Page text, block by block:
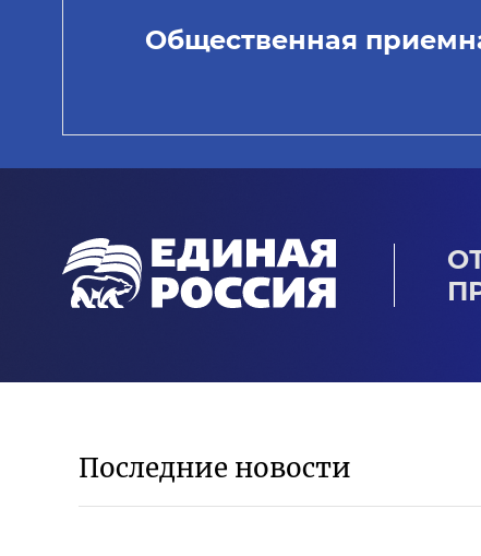
Общественная
Последние новости